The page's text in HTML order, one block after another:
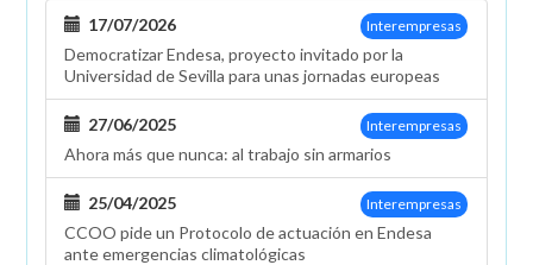
Interempresas
17/07/2026
Democratizar Endesa, proyecto invitado por la
Universidad de Sevilla para unas jornadas europeas
Interempresas
27/06/2025
Ahora más que nunca: al trabajo sin armarios
Interempresas
25/04/2025
CCOO pide un Protocolo de actuación en Endesa
ante emergencias climatológicas